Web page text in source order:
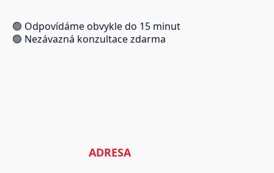
🟢 Odpovídáme obvykle do 15 minut
🟢 Nezávazná konzultace zdarma
ADRESA